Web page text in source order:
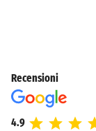
Recensioni
4.9